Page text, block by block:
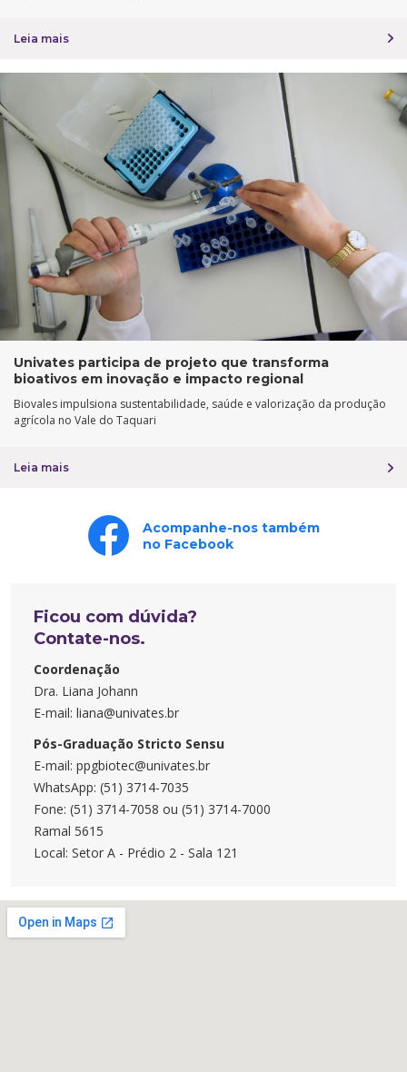
Leia mais
Univates participa de projeto que transforma
bioativos em inovação e impacto regional
Biovales impulsiona sustentabilidade, saúde e valorização da produção
agrícola no Vale do Taquari
Leia mais
Acompanhe-nos também
no Facebook
Ficou com dúvida?
Contate-nos.
Coordenação
Dra. Liana Johann
E-mail: liana@univates.br
Pós-Graduação Stricto Sensu
E-mail: ppgbiotec@univates.br
WhatsApp: (51) 3714-7035
Fone: (51) 3714-7058 ou (51) 3714-7000
Ramal 5615
Local: Setor A - Prédio 2 - Sala 121